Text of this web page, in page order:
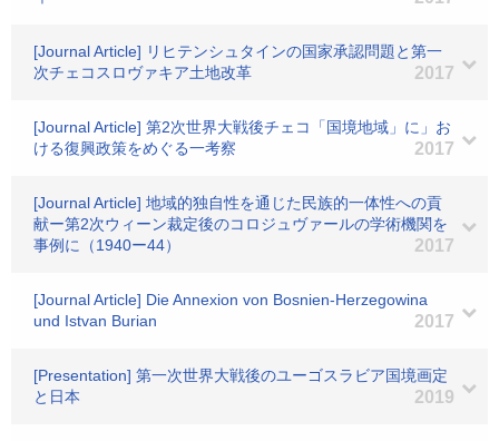
[Journal Article] リヒテンシュタインの国家承認問題と第一
次チェコスロヴァキア土地改革
2017
[Journal Article] 第2次世界大戦後チェコ「国境地域」に」お
ける復興政策をめぐる一考察
2017
[Journal Article] 地域的独自性を通じた民族的一体性への貢
献ー第2次ウィーン裁定後のコロジュヴァールの学術機関を
事例に（1940ー44）
2017
[Journal Article] Die Annexion von Bosnien-Herzegowina
und Istvan Burian
2017
[Presentation] 第一次世界大戦後のユーゴスラビア国境画定
と日本
2019